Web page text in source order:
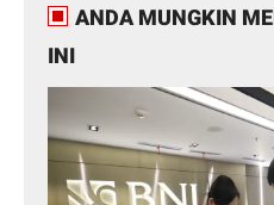
ANDA MUNGKIN
INI